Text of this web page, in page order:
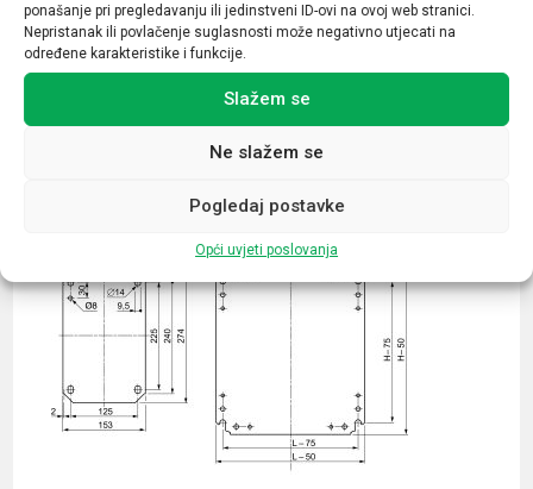
ponašanje pri pregledavanju ili jedinstveni ID-ovi na ovoj web stranici.
Nepristanak ili povlačenje suglasnosti može negativno utjecati na
određene karakteristike i funkcije.
Slažem se
Ne slažem se
Pogledaj postavke
Opći uvjeti poslovanja
Povezani proizvodi